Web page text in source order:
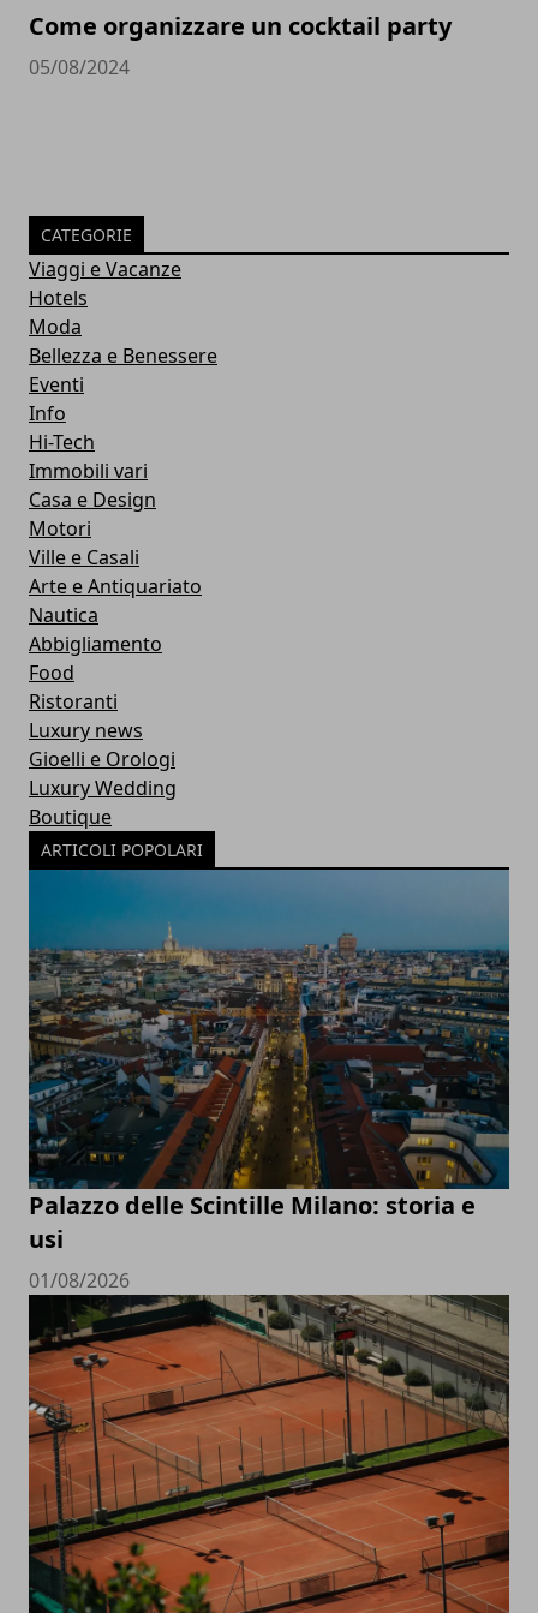
Come organizzare un cocktail party
05/08/2024
CATEGORIE
Viaggi e Vacanze
Hotels
Moda
Bellezza e Benessere
Eventi
Info
Hi-Tech
Immobili vari
Casa e Design
Motori
Ville e Casali
Arte e Antiquariato
Nautica
Abbigliamento
Food
Ristoranti
Luxury news
Gioelli e Orologi
Luxury Wedding
Boutique
ARTICOLI POPOLARI
Palazzo delle Scintille Milano: storia e
usi
01/08/2026